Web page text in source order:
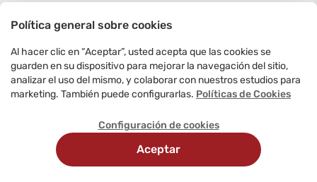
Política general sobre cookies
Al hacer clic en “Aceptar”, usted acepta que las cookies se
guarden en su dispositivo para mejorar la navegación del sitio,
analizar el uso del mismo, y colaborar con nuestros estudios para
marketing. También puede configurarlas. Políticas de Cookies
Configuración de cookies
Aceptar